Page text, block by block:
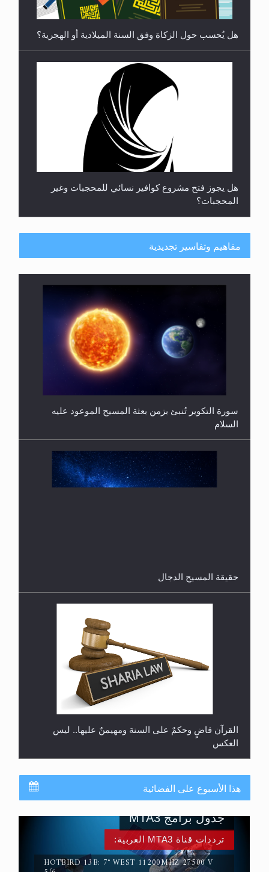
هل يجوز فتح مشروع كوافير نسائي للمحجبات وغير
المحجبات؟
فتوى أمير المؤمنين الميرزا مسرور أحمد أيده الله في
أطفال الأنابيب وتحديد جنس المولود..
هل من الصحيح أن ديّة المرأة المقتولة تساوي نصف ديّة
الرجل المقتول؟
مفاهيم وتفاسير تجديدية
سورة التكوير تُنبئ بزمن بعثة المسيح الموعود عليه
السلام
حقيقة المسيح الدجال
العكس
لا ناسخ ولا منسوخ في القرآن الكريم
هذا الأسبوع على الفضائية
ترددات قناة MTA3 العربية:
HOTBIRD 13B: 7° WEST 11200MHZ 27500 V
جدول برامج MTA3